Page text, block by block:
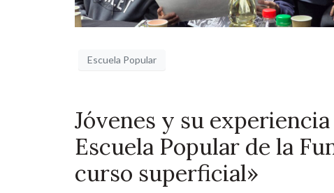
Escuela Popular
Jóvenes y su
Escuela Popular de la
curso superficial»